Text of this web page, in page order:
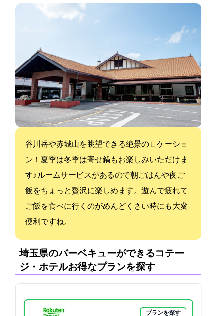
谷川岳や赤城山を眺望できる絶景のロケーショ
ン！夏季はBBQ冬季は寄せ鍋もお楽しみいただけま
す♪ ルームサービスがあるので朝ごはんや夜ご
飯をちょっと贅沢に楽しめます。遊んで疲れて
ご飯を食べに行くのがめんどくさい時にも大変
便利ですね。
埼玉県のバーベキューができるコテー
ジ・ホテル:お得なプランを探す
プランを探す